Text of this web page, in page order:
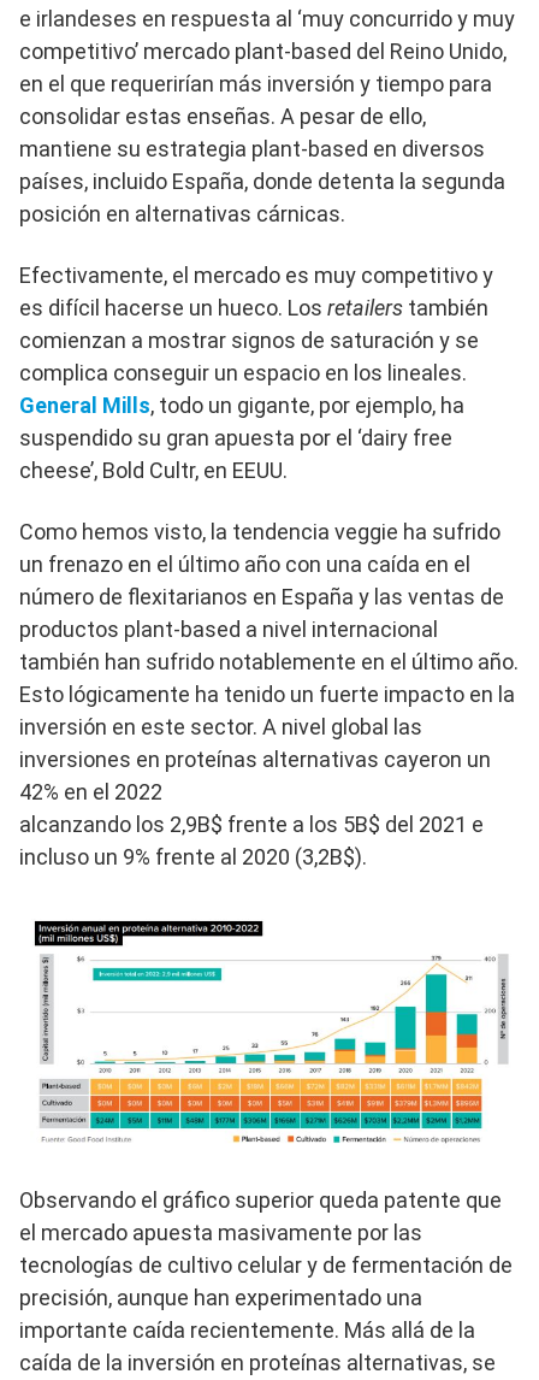
e irlandeses en respuesta al ‘muy concurrido y muy
competitivo’ mercado plant-based del Reino Unido,
en el que requerirían más inversión y tiempo para
consolidar estas enseñas. A pesar de ello,
mantiene su estrategia plant-based en diversos
países, incluido España, donde detenta la segunda
posición en alternativas cárnicas.
Efectivamente, el mercado es muy competitivo y
es difícil hacerse un hueco. Los retailers también
comienzan a mostrar signos de saturación y se
complica conseguir un espacio en los lineales.
General Mills, todo un gigante, por ejemplo, ha
suspendido su gran apuesta por el ‘dairy free
cheese’, Bold Cultr, en EEUU.
Como hemos visto, la tendencia veggie ha sufrido
un frenazo en el último año con una caída en el
número de flexitarianos en España y las ventas de
productos plant-based a nivel internacional
también han sufrido notablemente en el último año.
Esto lógicamente ha tenido un fuerte impacto en la
inversión en este sector. A nivel global las
inversiones en proteínas alternativas cayeron un
42% en el 2022
alcanzando los 2,9B$ frente a los 5B$ del 2021 e
incluso un 9% frente al 2020 (3,2B$).
Observando el gráfico superior queda patente que
el mercado apuesta masivamente por las
tecnologías de cultivo celular y de fermentación de
precisión, aunque han experimentado una
importante caída recientemente. Más allá de la
caída de la inversión en proteínas alternativas, se